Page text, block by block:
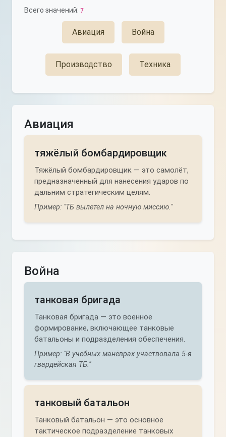
Всего значений: 7
Авиация Война
Производство Техника
Авиация
тяжёлый бомбардировщик
Тяжёлый бомбардировщик — это самолёт,
предназначенный для нанесения ударов по
дальним стратегическим целям.
Пример: "ТБ вылетел на ночную миссию."
Война
танковая бригада
Танковая бригада — это военное
формирование, включающее танковые
батальоны и подразделения обеспечения.
Пример: "В учебных манёврах участвовала 5-я
гвардейская ТБ."
танковый батальон
Танковый батальон — это основное
тактическое подразделение танковых